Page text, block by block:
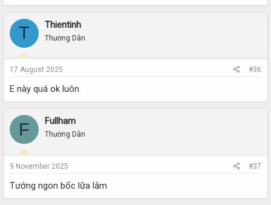
T Thientinh
Thường Dân
17 August 2025 #36
E này quá ok luôn
F Fullham
Thường Dân
9 November 2025 #37
Tướng ngon bốc lữa lắm